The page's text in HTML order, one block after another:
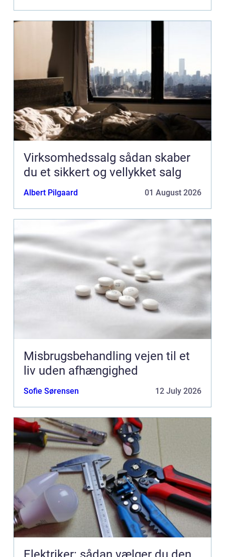
Virksomhedssalg sådan skaber
du et sikkert og vellykket salg
Albert Pilgaard 01 August 2026
Misbrugsbehandling vejen til et
liv uden afhængighed
Sofie Sørensen 12 July 2026